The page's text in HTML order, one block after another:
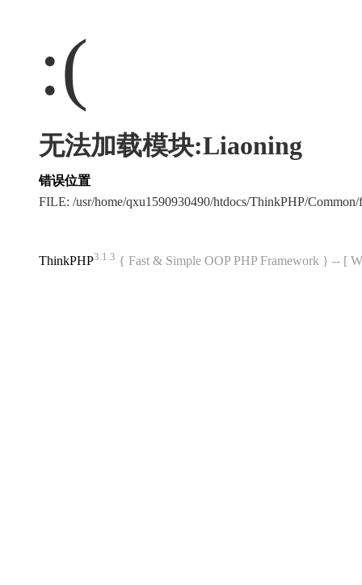
:(
无法加载模块:Liaoning
错误位置
FILE: /usr/home/qxu1590930490/htdocs/ThinkPHP/
ThinkPHP3.1.3 { Fast & Simple OOP PHP Framework } -- [